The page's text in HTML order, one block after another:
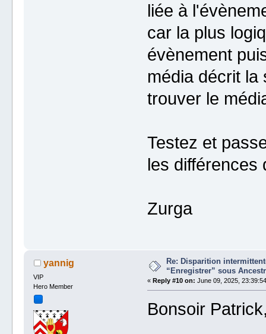
liée à
car la plus
évènement
média décrit la
trouver le
Testez et
les différences
Zurga
yannig
VIP
Hero Member
Re: Disparition
“Enregistrer” sous
« Reply #10 on: June 09, 2025,
Bonsoir